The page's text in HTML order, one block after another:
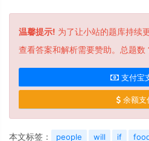
温馨提示! 为了让小站的题库持续
查看答案和解析需要赞助。总题数
支付宝
余额支
本文标签： people will if